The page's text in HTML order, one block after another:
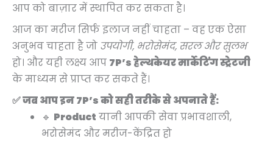
आप को बाज़ार में स्थापित कर सकता है।
आज का मरीज सिर्फ इलाज नहीं चाहता – वह एक ऐसा
अनुभव चाहता है जो उपयोगी, भरोसेमंद, सरल और सुलभ
हो। और यही लक्ष्य आप 7P’s हेल्थकेयर मार्केटिंग स्ट्रेटजी
के माध्यम से प्राप्त कर सकते हैं।
✅ जब आप इन 7P’s को सही तरीके से अपनाते हैं:
🔹 Product यानी आपकी सेवा प्रभावशाली,
भरोसेमंद और मरीज-केंद्रित हो